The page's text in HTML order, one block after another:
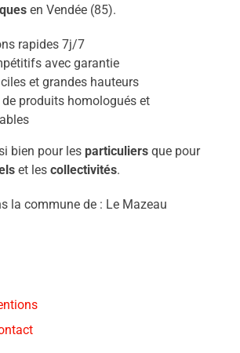
en Vendée (85).
rapides 7j/7
avec garantie
et grandes hauteurs
produits homologués et
bien pour les particuliersque pour
et les collectivités.
la commune de : Le Mazeau